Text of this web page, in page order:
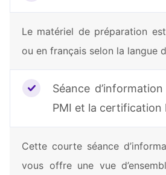
Le matériel de préparation
ou en français selon la langue
Séance
PMI et la certification
Cette courte séance
vous offre une vue